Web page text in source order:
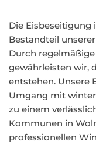
Die
Bestandteil
Durch
gewährleisten wir,
entstehen. Unsere
Umgang mit
zu einem
Kommunen in
professionellen